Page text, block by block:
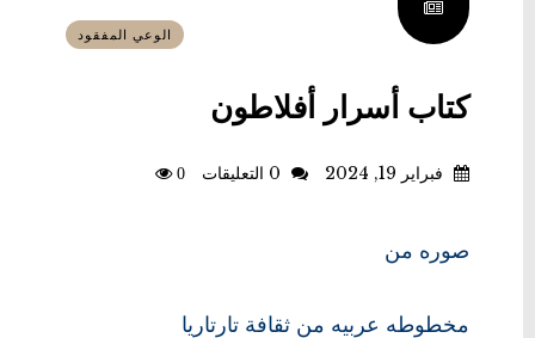
الوعي المفقود
كتاب أسرار أفلاطون
فبراير 19, 2024 0 التعليقات 0
صوره من
مخطوطه عربيه من ثقافة تارتاريا